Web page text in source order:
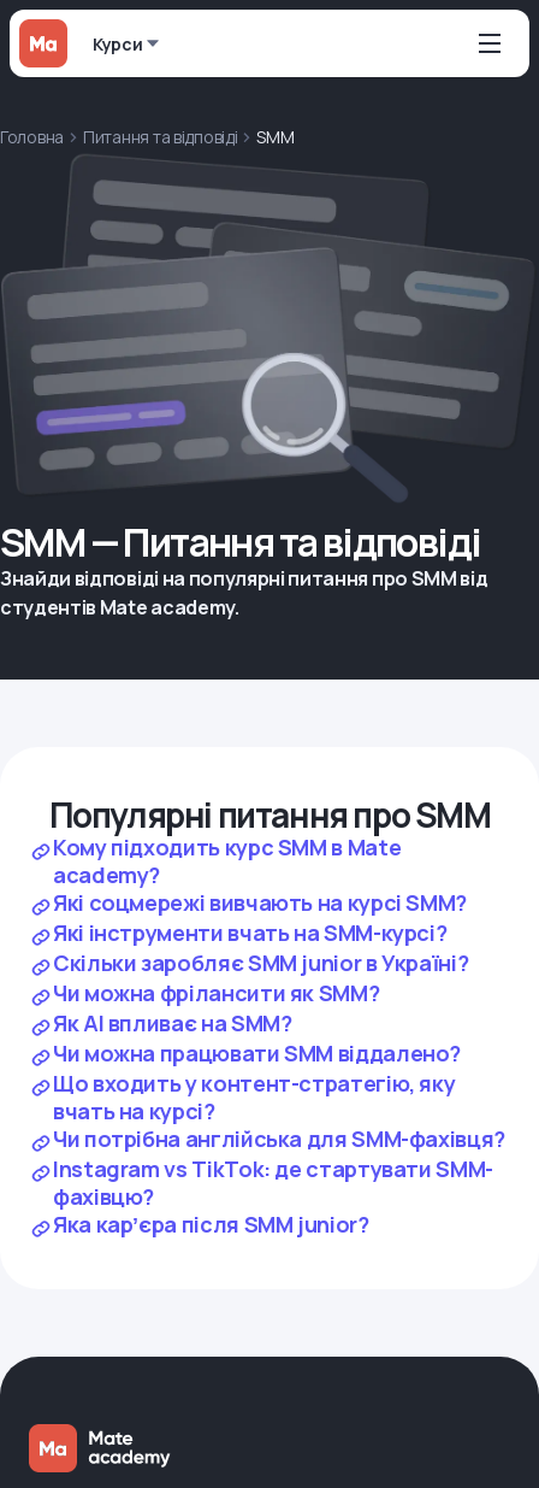
Курси
Головна Питання та відповіді SMM
SMM — Питання та відповіді
Знайди відповіді на популярні питання про SMM від
студентів Mate academy.
Популярні питання про SMM
Кому підходить курс SMM в Mate
academy?
Які соцмережі вивчають на курсі SMM?
Які інструменти вчать на SMM-курсі?
Скільки заробляє SMM junior в Україні?
Чи можна фрілансити як SMM?
Як AI впливає на SMM?
Чи можна працювати SMM віддалено?
Що входить у контент-стратегію, яку
вчать на курсі?
Чи потрібна англійська для SMM-фахівця?
Instagram vs TikTok: де стартувати SMM-
фахівцю?
Яка карʼєра після SMM junior?